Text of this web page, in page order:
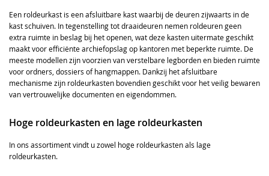
Een roldeurkast is een afsluitbare kast waarbij de deuren zijwaarts in de
kast schuiven. In tegenstelling tot draaideuren nemen roldeuren geen
extra ruimte in beslag bij het openen, wat deze kasten uitermate geschikt
maakt voor efficiënte archiefopslag op kantoren met beperkte ruimte. De
meeste modellen zijn voorzien van verstelbare legborden en bieden ruimte
voor ordners, dossiers of hangmappen. Dankzij het afsluitbare
mechanisme zijn roldeurkasten bovendien geschikt voor het veilig bewaren
van vertrouwelijke documenten en eigendommen.
Hoge roldeurkasten en lage roldeurkasten
In ons assortiment vindt u zowel hoge roldeurkasten als lage
roldeurkasten.